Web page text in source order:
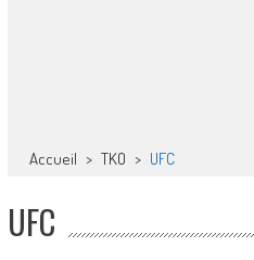
Accueil > TKO > UFC
UFC